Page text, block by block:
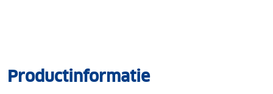
Productinformatie